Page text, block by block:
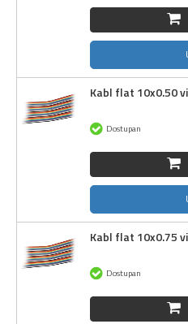
Kabl flat 10x0.50
Dostupan
Kabl flat 10x0.75
Dostupan